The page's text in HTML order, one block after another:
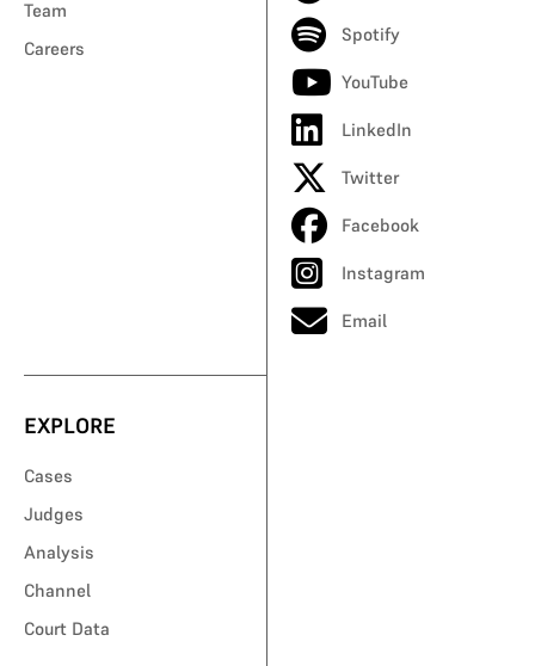
Team
Careers
Spotify
YouTube
LinkedIn
Twitter
Facebook
Instagram
Email
EXPLORE
Cases
Judges
Analysis
Channel
Court Data